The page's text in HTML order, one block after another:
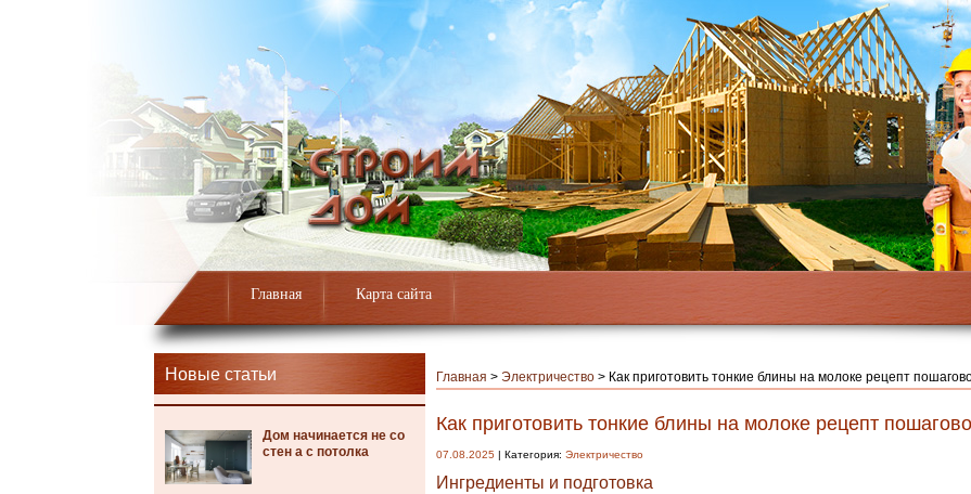
Главная Карта сайта
Новые статьи
Дом начинается не со
стен а с потолка
Главная > Электричество > Как приготовить тонкие блины на молоке рецепт
Как приготовить тонкие блины на молоке рецепт пошагово
07.08.2025 | Категория: Электричество
Ингредиенты и подготовка